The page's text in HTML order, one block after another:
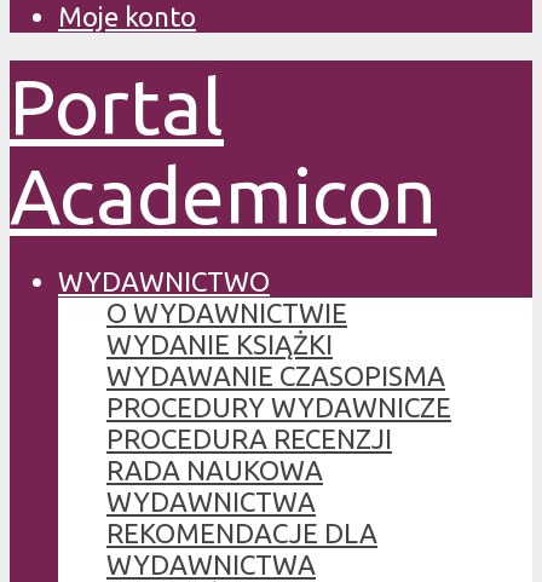
Moje konto
Portal
Academicon
WYDAWNICTWO
O WYDAWNICTWIE
WYDANIE KSIĄŻKI
WYDAWANIE CZASOPISMA
PROCEDURY WYDAWNICZE
PROCEDURA RECENZJI
RADA NAUKOWA
WYDAWNICTWA
REKOMENDACJE DLA
WYDAWNICTWA